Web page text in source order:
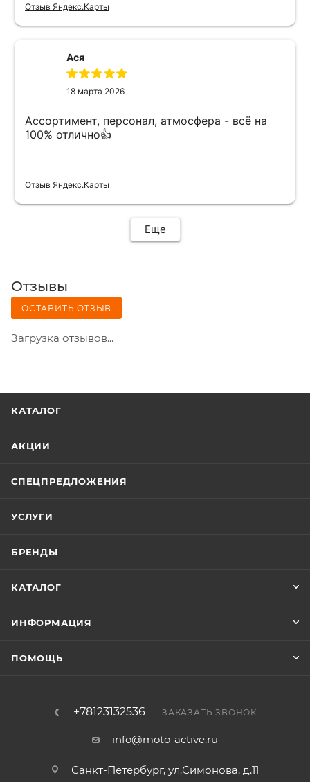
Отзыв Яндекс.Карты
Ася
18 марта 2026
Ассортимент, персонал, атмосфера - всё на
100% отлично👍
Отзыв Яндекс.Карты
Еще
Отзывы
ОСТАВИТЬ ОТЗЫВ
Загрузка отзывов...
КАТАЛОГ
АКЦИИ
СПЕЦПРЕДЛОЖЕНИЯ
УСЛУГИ
БРЕНДЫ
КАТАЛОГ
ИНФОРМАЦИЯ
ПОМОЩЬ
+78123132536 ЗАКАЗАТЬ ЗВОНОК
info@moto-active.ru
Санкт-Петербург, ул.Симонова, д.11